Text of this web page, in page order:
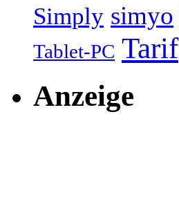
Simply simyo
Tablet-PC Tarif
Anzeige